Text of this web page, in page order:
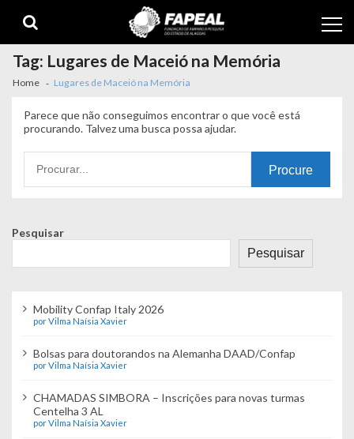
navigation
content
Tag: Lugares de Maceió na Memória
Home Lugares de Maceió na Memória
Parece que não conseguimos encontrar o que você está
procurando. Talvez uma busca possa ajudar.
por:
Pesquisar
Pesquisar
Mobility Confap Italy 2026
por Vilma Naísia Xavier
Bolsas para doutorandos na Alemanha DAAD/Confap
por Vilma Naísia Xavier
CHAMADAS SIMBORA – Inscrições para novas turmas
Centelha 3 AL
por Vilma Naísia Xavier